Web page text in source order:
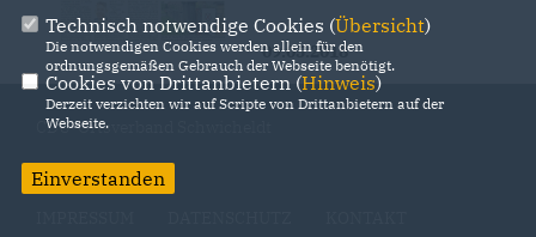
09.05.2018
CDU-Ortsverband Schwicheldt
Technisch notwendige Cookies (Übersicht)
Die notwendigen Cookies werden allein für den
ordnungsgemäßen Gebrauch der Webseite benötigt.
Cookies von Drittanbietern (Hinweis)
Derzeit verzichten wir auf Scripte von Drittanbietern auf der
Webseite.
Einverstanden